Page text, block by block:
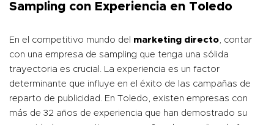
Sampling con Experiencia en Toledo
En el competitivo mundo del marketing directo, contar
con una empresa de sampling que tenga una sólida
trayectoria es crucial. La experiencia es un factor
determinante que influye en el éxito de las campañas de
reparto de publicidad. En Toledo, existen empresas con
más de 32 años de experiencia que han demostrado su